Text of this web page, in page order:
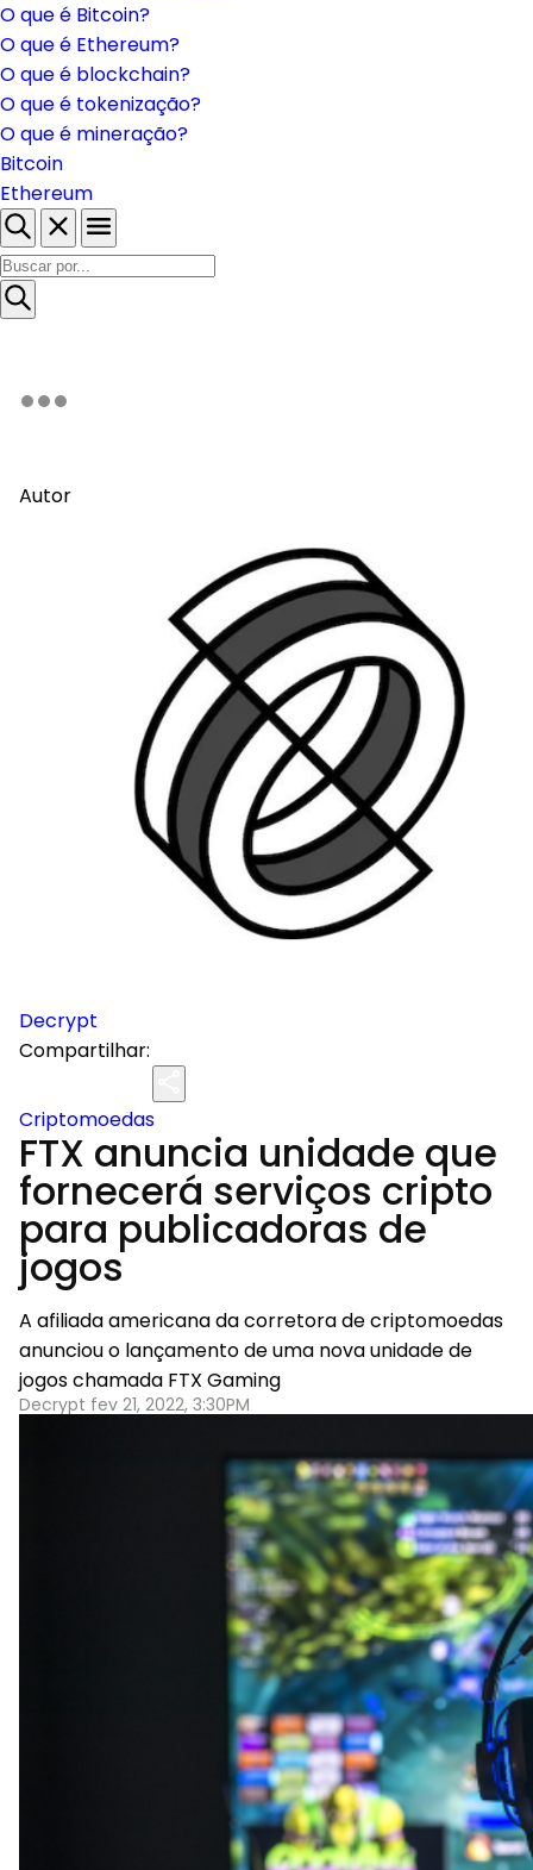
O que é Bitcoin?
O que é Ethereum?
O que é blockchain?
O que é tokenização?
O que é mineração?
Bitcoin
Ethereum
Autor
Decrypt
Compartilhar:
Criptomoedas
FTX anuncia unidade que
fornecerá serviços cripto
para publicadoras de
jogos
A afiliada americana da corretora de criptomoedas
anunciou o lançamento de uma nova unidade de
jogos chamada FTX Gaming
Decrypt fev 21, 2022, 3:30PM